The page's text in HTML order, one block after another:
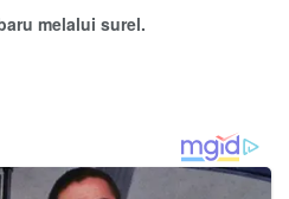
melalui surel.